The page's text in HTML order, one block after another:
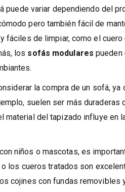
espacio adicional para
puede variar dependiendo del
pero también fácil de
de limpiar, como el
lossofás modulares
la compra de un sofá,
suelen ser más duraderas
del tapizado influye en
niños o mascotas, es
los cueros tratados son